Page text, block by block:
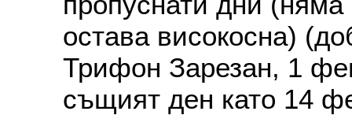
остава високосна)
Трифон Зарезан, 1
същият ден като 14